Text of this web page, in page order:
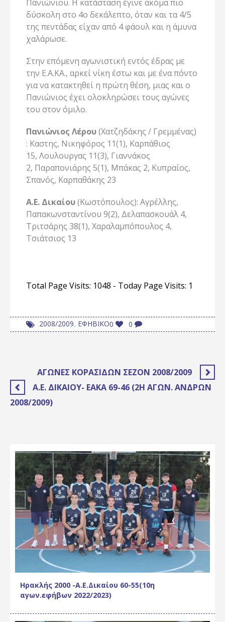
Πανιώνιου. Η κατάσταση έγινε ακόμα πιο
δύσκολη στο 4ο δεκάλεπτο, όταν και τα 4/5
της πεντάδας είχαν από 4 φάουλ και η άμυνα
χαλάρωσε.
Στην επόμενη αγωνιστική εντός έδρας με
την Ε.Α.ΚΑ., αρκεί νίκη έστω και με ένα πόντο
για να κατακτηθεί η πρώτη θέση, μιας και ο
Πανιώνιος έχει ολοκληρώσει τους αγώνες
του στον όμιλο.
Πανιώνιος Λέρου(Χατζηδάκης / Γρεμμένας)
: Καστης, Νικηφόρος 11(1), Καρπάθιος
15, Λουλουργας 11(3), Γιαννάκος
2, Παραπονιάρης 5(1), Μπάκας 2, Κυπραίος,
Σπανός, Καρπαθάκης 23
Α.Ε. Δικαίου(Κωστόπουλος): Αγρέλλης,
Παπακωνσταντίνου 9(2), Δελαπασκουάλ 4,
Τριτσάρης 38(1), Χαραλαμπόπουλος 4,
Τσιάτσιος 13
Total Page Visits: 1048 - Today Page Visits: 1
0
0
2008/2009, ΕΦΗΒΙΚΟ
ΑΓΏΝΕΣ ΚΟΡΑΣΊΔΩΝ ΣΕΖΌΝ 2008/2009
A.E. ΔΙΚΑΊΟΥ- ΕΑΚΑ 69-46 (2Η ΑΓΩΝ. ΑΝΔΡΏΝ
2008/2009)
Ηρακλής 2000 -Α.Ε.Δικαίου 60-55(10η
αγων.εφήβων 2022/2023)